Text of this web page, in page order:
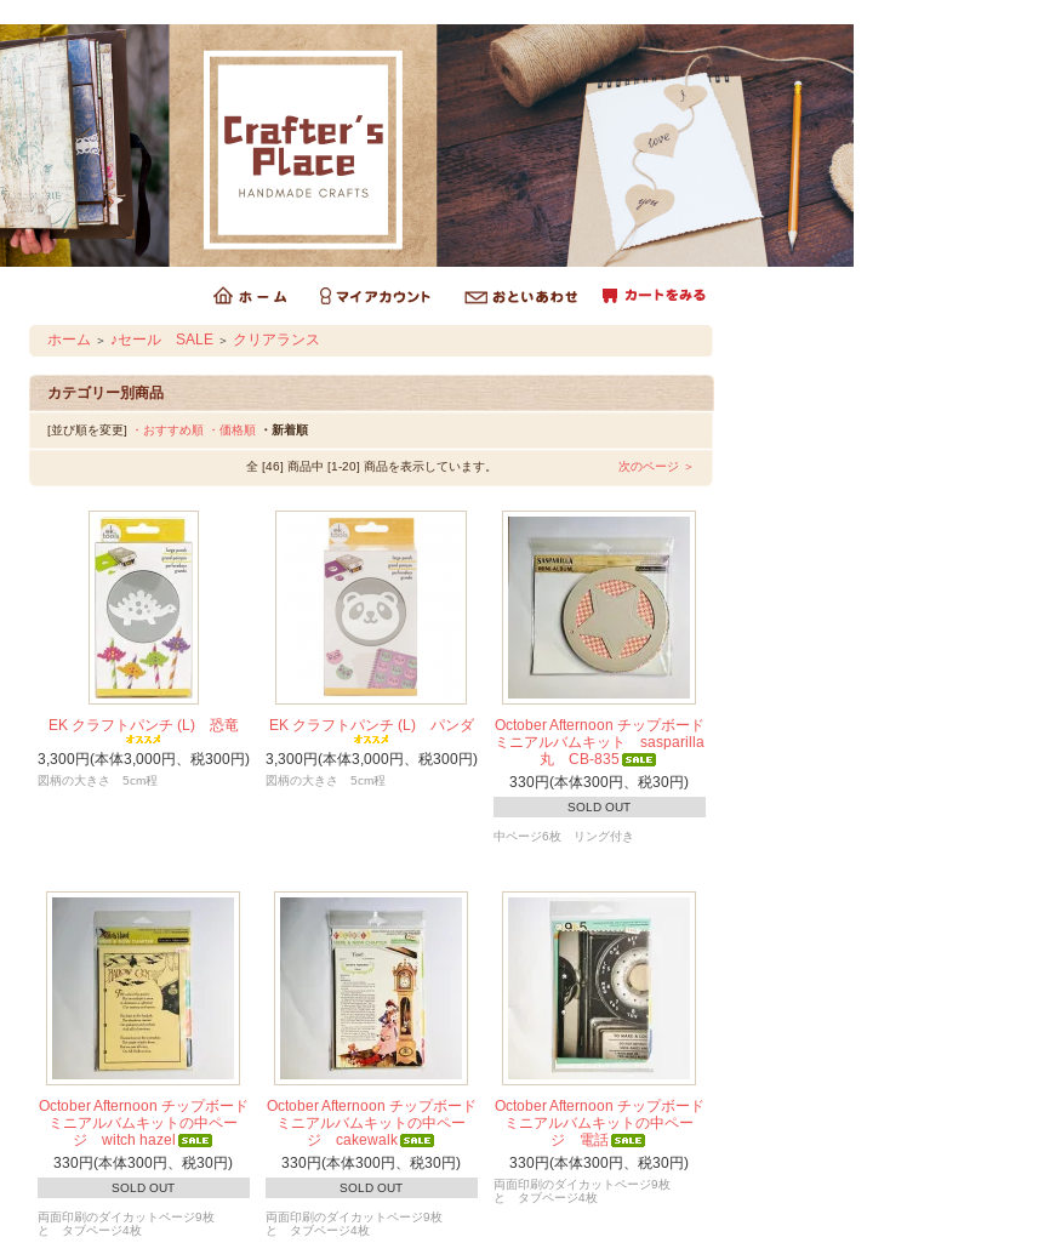
ホーム ＞ ♪セール SALE ＞ クリアランス
カテゴリー別商品
[並び順を変更] ・おすすめ順 ・価格順 ・新着順
全 [46] 商品中 [1-20] 商品を表示しています。 次のページ ＞
EK クラフトパンチ (L) 恐竜
3,300円(本体3,000円、税300円)
図柄の大きさ 5cm程
EK クラフトパンチ (L) パンダ
3,300円(本体3,000円、税300円)
図柄の大きさ 5cm程
October Afternoon チップボード
ミニアルバムキット sasparilla
丸 CB-835
330円(本体300円、税30円)
SOLD OUT
中ページ6枚 リング付き
October Afternoon チップボード
ミニアルバムキットの中ペー
ジ witch hazel
330円(本体300円、税30円)
SOLD OUT
両面印刷のダイカットページ9枚
と タブページ4枚
October Afternoon チップボード
ミニアルバムキットの中ペー
ジ cakewalk
330円(本体300円、税30円)
SOLD OUT
両面印刷のダイカットページ9枚
と タブページ4枚
October Afternoon チップボード
ミニアルバムキットの中ペー
ジ 電話
330円(本体300円、税30円)
両面印刷のダイカットページ9枚
と タブページ4枚